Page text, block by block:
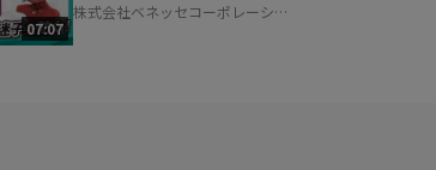
07:07
株式会社ベネッセコーポレーショ